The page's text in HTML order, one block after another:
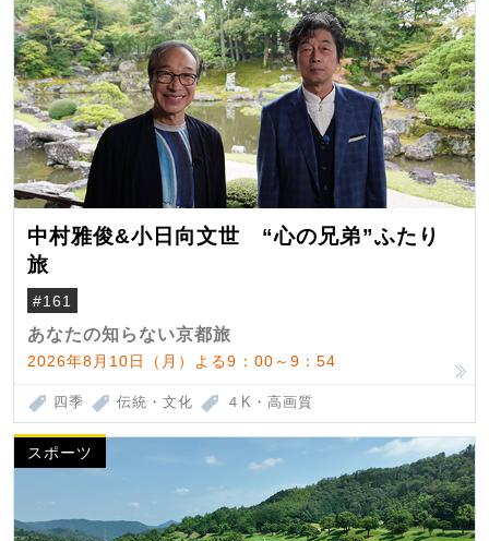
中村雅俊&小日向文世 “心の兄弟”ふたり
旅
#161
あなたの知らない京都旅
2026年8月10日（月）よる9：00～9：54
四季 伝統・文化 ４K・高画質
スポーツ